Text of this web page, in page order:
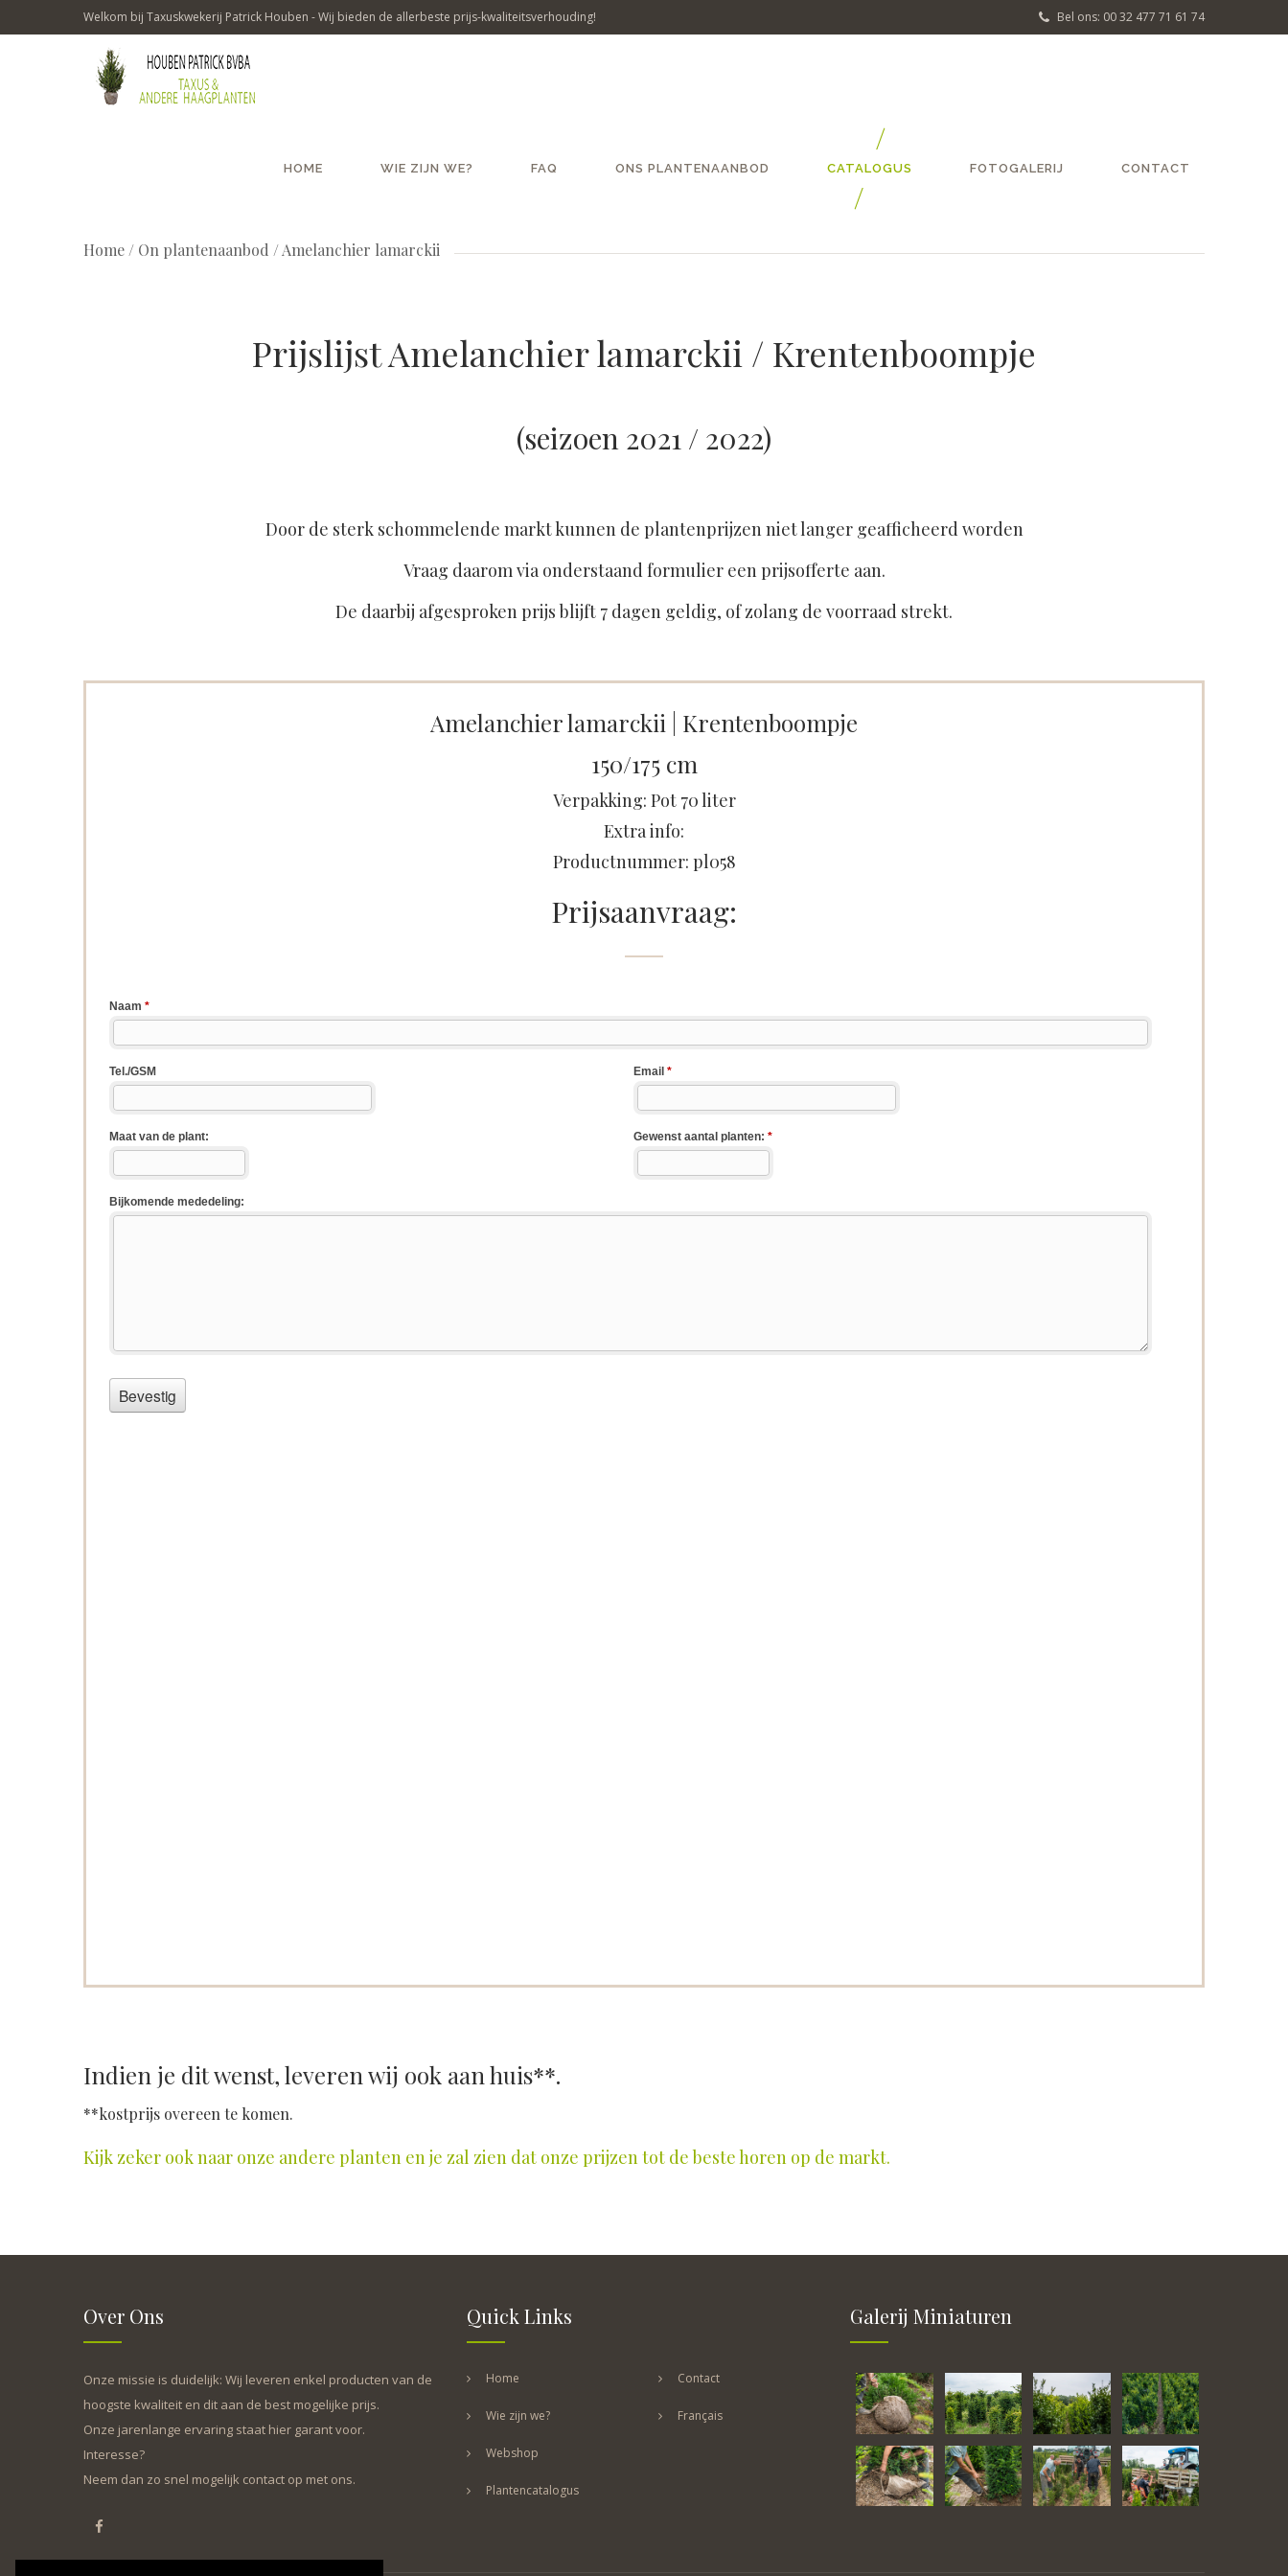
Welkom bij Taxuskwekerij Patrick Houben - Wij bieden de allerbeste prijs-kwaliteitsverhouding! Bel ons: 00 32 477 71 61 74
HOME WIE ZIJN WE? FAQ ONS PLANTENAANBOD CATALOGUS FOTOGALERIJ CONTACT
Home / On plantenaanbod / Amelanchier lamarckii
Prijslijst Amelanchier lamarckii / Krentenboompje
(seizoen 2021 / 2022)
Door de sterk schommelende markt kunnen de plantenprijzen niet langer geafficheerd worden
Vraag daarom via onderstaand formulier een prijsofferte aan.
De daarbij afgesproken prijs blijft 7 dagen geldig, of zolang de voorraad strekt.
Amelanchier lamarckii | Krentenboompje
150/175 cm
Verpakking: Pot 70 liter
Extra info:
Productnummer: pl058
Prijsaanvraag:
Indien je dit wenst, leveren wij ook aan huis**.
**kostprijs overeen te komen.
Kijk zeker ook naar onze andere planten en je zal zien dat onze prijzen tot de beste horen op de markt.
Over Ons
Onze missie is duidelijk: Wij leveren enkel producten van de
hoogste kwaliteit en dit aan de best mogelijke prijs.
Onze jarenlange ervaring staat hier garant voor.
Interesse?
Neem dan zo snel mogelijk contact op met ons.
Quick Links
Home
Wie zijn we?
Webshop
Plantencatalogus
Contact
Français
Galerij Miniaturen